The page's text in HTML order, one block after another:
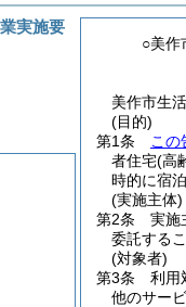
○美作
美作市生
(目的)
第1条
この
者住宅(高
時的に宿
(実施主体)
第2条
実施
委託する
(対象者)
第3条
利用
他のサー
実施要